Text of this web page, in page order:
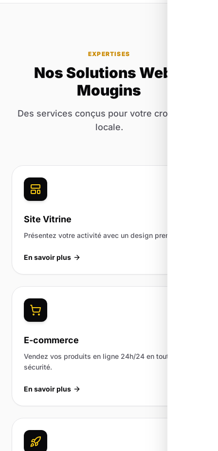
EXPERTISES
Nos Solutions Web à
Mougins
Des services conçus pour votre croissance
locale.
Site Vitrine
Présentez votre activité avec un design premium.
En savoir plus
E-commerce
Vendez vos produits en ligne 24h/24 en toute
sécurité.
En savoir plus